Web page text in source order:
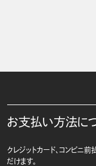
お支払い方法に
クレジットカード、コンビニ
だけます。